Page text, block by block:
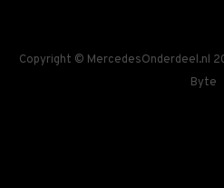
Copyright © MercedesOnderdeel.nl
Byte